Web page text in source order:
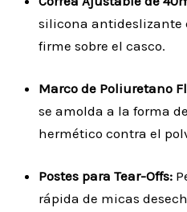
silicona antideslizante
firme sobre el casco.
Marco de Poliuretano
se amolda a la forma
hermético contra el
Postes para Tear-Offs:
rápida de micas